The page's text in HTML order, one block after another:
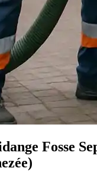
Fosse